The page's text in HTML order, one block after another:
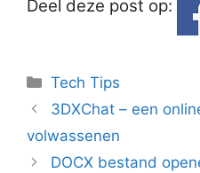
Deel deze post op:
Categorieën
Tech Tips
3DXChat – een
volwassenen
DOCX bestand